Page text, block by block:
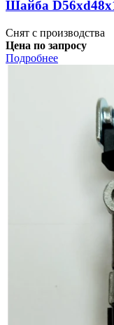
Шайба
Снят с производства
Цена по запросу
Подробнее